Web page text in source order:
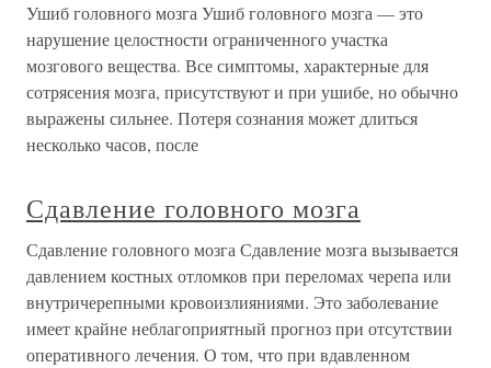
Ушиб головного мозга Ушиб головного мозга — это
нарушение целостности ограниченного участка
мозгового вещества. Все симптомы, характерные для
сотрясения мозга, присутствуют и при ушибе, но обычно
выражены сильнее. Потеря сознания может длиться
несколько часов, после
Сдавление головного мозга
Сдавление головного мозга Сдавление мозга вызывается
давлением костных отломков при переломах черепа или
внутричерепными кровоизлияниями. Это заболевание
имеет крайне неблагоприятный прогноз при отсутствии
оперативного лечения. О том, что при вдавленном